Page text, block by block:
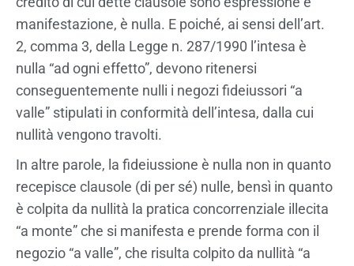
manifestazione, è nulla. E poiché, ai sensi dell’art.
2, comma 3, della Legge n. 287/1990 l’intesa è
nulla “ad ogni effetto”, devono ritenersi
conseguentemente nulli i negozi fideiussori “a
valle” stipulati in conformità dell’intesa, dalla cui
nullità vengono travolti.
In altre parole, la fideiussione è nulla non in quanto
recepisce clausole (di per sé) nulle, bensì in quanto
è colpita da nullità la pratica concorrenziale illecita
“a monte” che si manifesta e prende forma con il
negozio “a valle”, che risulta colpito da nullità “a